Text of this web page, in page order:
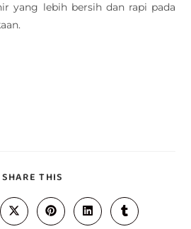
yang lebih bersih dan rapi pada
SHARE THIS